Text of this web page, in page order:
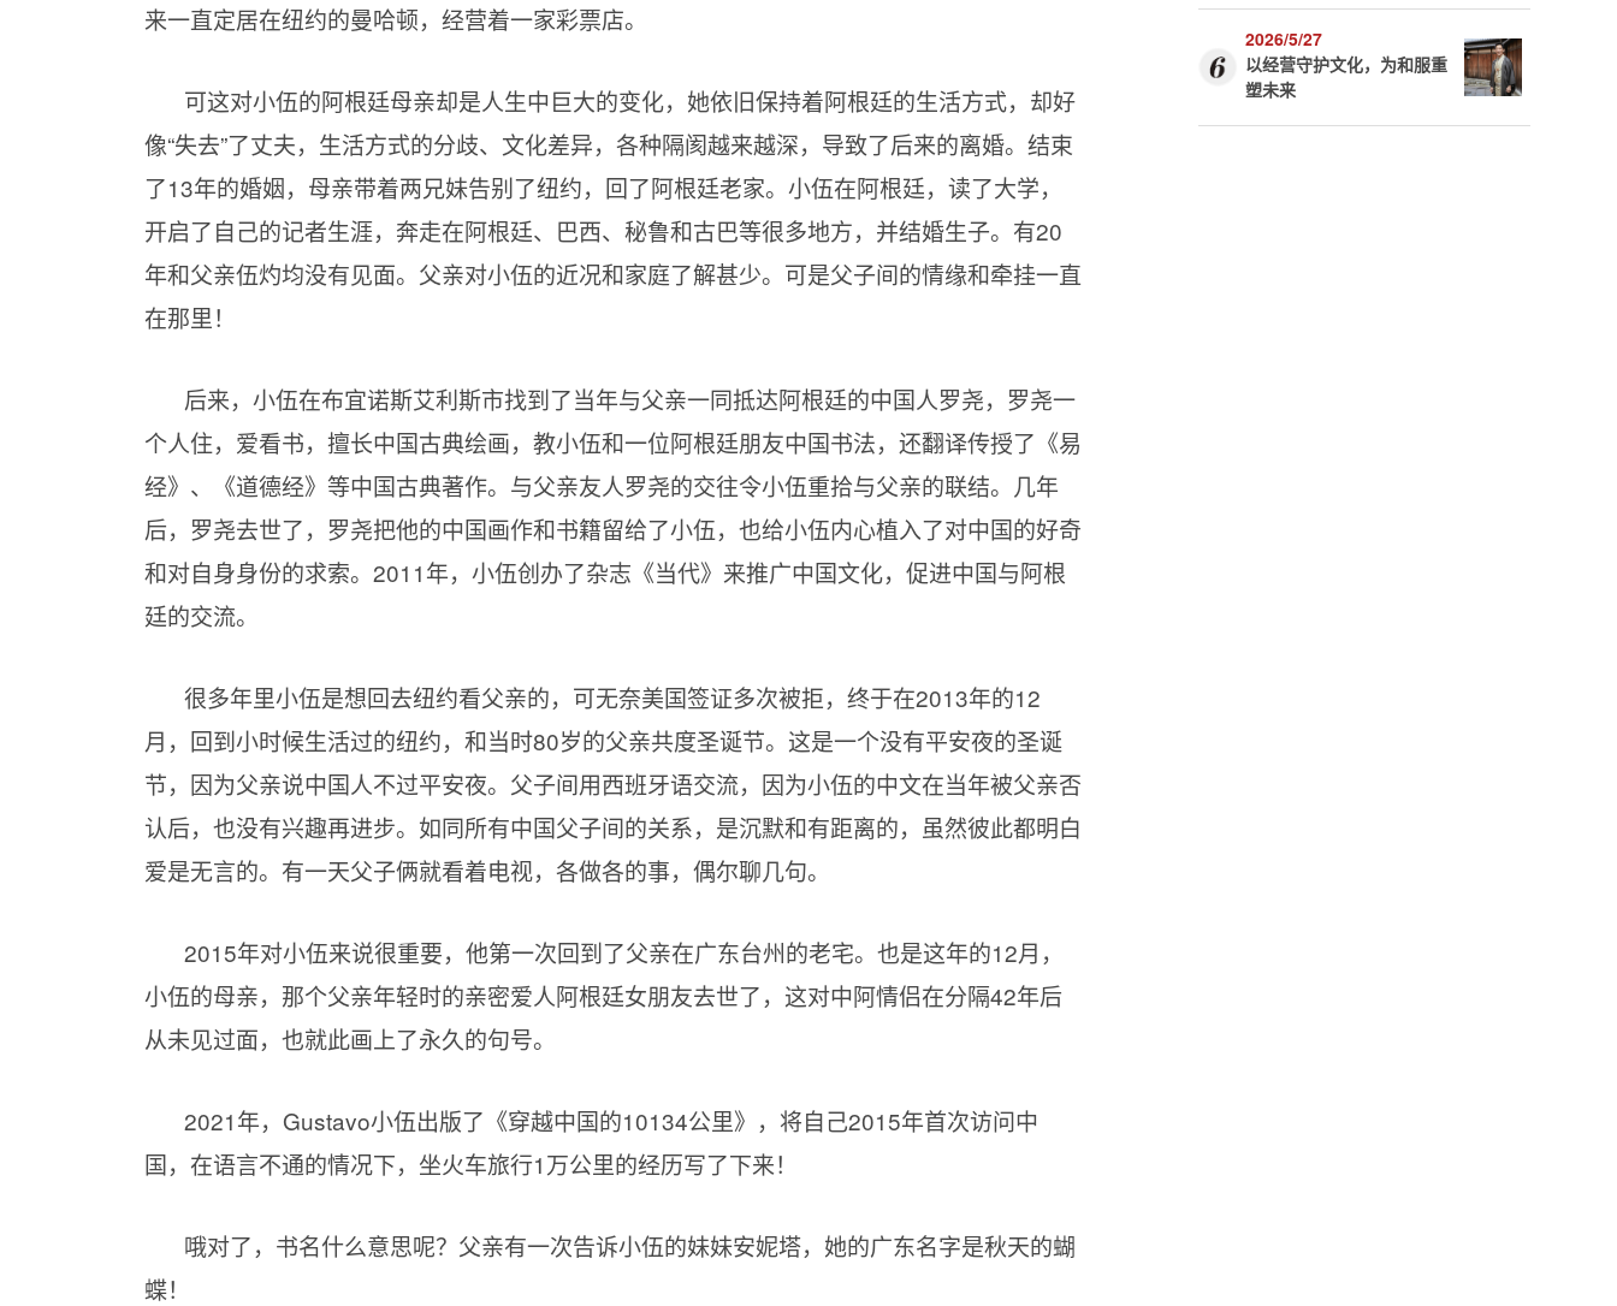
来一直定居在纽约的曼哈顿，经营着一家彩票店。
可这对小伍的阿根廷母亲却是人生中巨大的变化，她依旧保持着阿根廷的生活方式，却好
像“失去”了丈夫，生活方式的分歧、文化差异，各种隔阂越来越深，导致了后来的离婚。结束
了13年的婚姻，母亲带着两兄妹告别了纽约，回了阿根廷老家。小伍在阿根廷，读了大学，
开启了自己的记者生涯，奔走在阿根廷、巴西、秘鲁和古巴等很多地方，并结婚生子。有20
年和父亲伍灼均没有见面。父亲对小伍的近况和家庭了解甚少。可是父子间的情缘和牵挂一直
在那里！
后来，小伍在布宜诺斯艾利斯市找到了当年与父亲一同抵达阿根廷的中国人罗尧，罗尧一
个人住，爱看书，擅长中国古典绘画，教小伍和一位阿根廷朋友中国书法，还翻译传授了《易
经》、《道德经》等中国古典著作。与父亲友人罗尧的交往令小伍重拾与父亲的联结。几年
后，罗尧去世了，罗尧把他的中国画作和书籍留给了小伍，也给小伍内心植入了对中国的好奇
和对自身身份的求索。2011年，小伍创办了杂志《当代》来推广中国文化，促进中国与阿根
廷的交流。
很多年里小伍是想回去纽约看父亲的，可无奈美国签证多次被拒，终于在2013年的12
月，回到小时候生活过的纽约，和当时80岁的父亲共度圣诞节。这是一个没有平安夜的圣诞
节，因为父亲说中国人不过平安夜。父子间用西班牙语交流，因为小伍的中文在当年被父亲否
认后，也没有兴趣再进步。如同所有中国父子间的关系，是沉默和有距离的，虽然彼此都明白
爱是无言的。有一天父子俩就看着电视，各做各的事，偶尔聊几句。
2015年对小伍来说很重要，他第一次回到了父亲在广东台州的老宅。也是这年的12月，
小伍的母亲，那个父亲年轻时的亲密爱人阿根廷女朋友去世了，这对中阿情侣在分隔42年后
从未见过面，也就此画上了永久的句号。
2021年，Gustavo小伍出版了《穿越中国的10134公里》，将自己2015年首次访问中
国，在语言不通的情况下，坐火车旅行1万公里的经历写了下来！
哦对了，书名什么意思呢？父亲有一次告诉小伍的妹妹安妮塔，她的广东名字是秋天的蝴
蝶！
2026/5/27
以经营守护文化，为和服重
塑未来